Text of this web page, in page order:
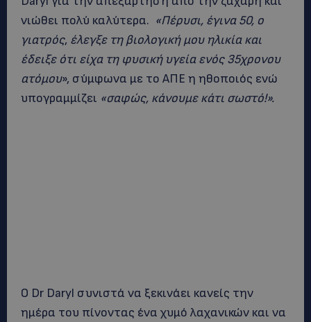
νιώθει πολύ καλύτερα. «Πέρυσι, έγινα 50, ο
γιατρός, έλεγξε τη βιολογική μου ηλικία και
έδειξε ότι είχα τη φυσική υγεία ενός 35χρονου
ατόμου», σύμφωνα με το ΑΠΕ η ηθοποιός ενώ
υπογραμμίζει «σαφώς, κάνουμε κάτι σωστό!».
Ο Dr Daryl συνιστά να ξεκινάει κανείς την
ημέρα του πίνοντας ένα χυμό λαχανικών και να